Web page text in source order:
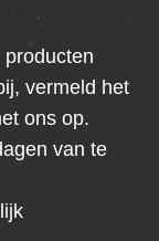
vermeld het
ons op.
van te